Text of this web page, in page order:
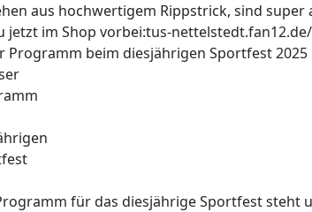
aus hochwertigem Rippstrick, sind
jetzt im Shop vorbei:tus-
Programm beim diesjährigen Sportfest 2025
für das diesjährige Sportfest steht